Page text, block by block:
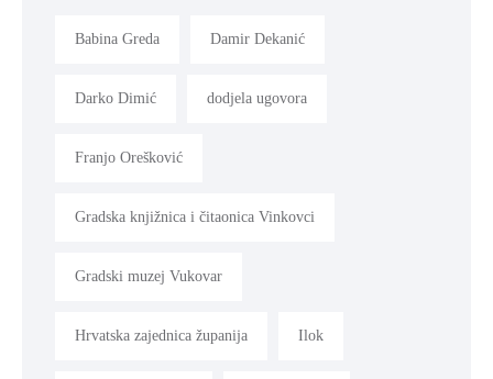
Babina Greda Damir Dekanić
Darko Dimić dodjela ugovora
Franjo Orešković
Gradska knjižnica i čitaonica Vinkovci
Gradski muzej Vukovar
Hrvatska zajednica županija Ilok